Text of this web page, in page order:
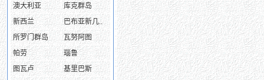
澳大利亚
库克群岛
新西兰
巴布亚新几..
所罗门群岛
瓦努阿图
帕劳
瑙鲁
图瓦卢
基里巴斯